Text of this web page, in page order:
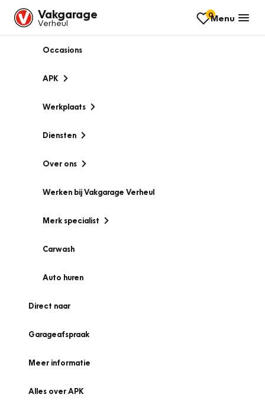
Vakgarage
Verheul
0Menu
Occasions
APK
Werkplaats
Diensten
Over ons
Werken bij Vakgarage Verheul
Merk specialist
Carwash
Auto huren
Direct naar
Garageafspraak
Meer informatie
Alles over APK